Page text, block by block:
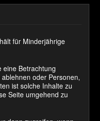
viele Schwänze!
für Minderjährige
eine Betrachtung
oder Personen,
ist solche Inhalte zu
Seite umgehend zu